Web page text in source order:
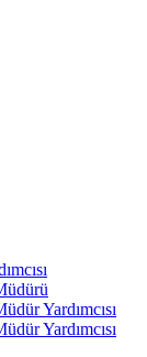
Yardımcısı
Yardımcısı